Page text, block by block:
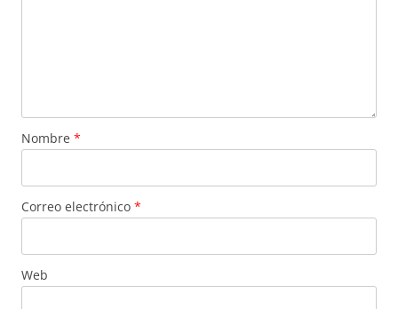
Nombre *
Correo electrónico *
Web